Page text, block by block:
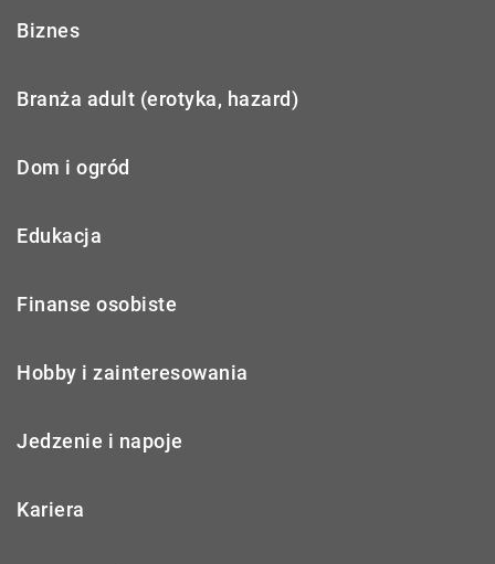
Biznes
Branża adult (erotyka, hazard)
Dom i ogród
Edukacja
Finanse osobiste
Hobby i zainteresowania
Jedzenie i napoje
Kariera